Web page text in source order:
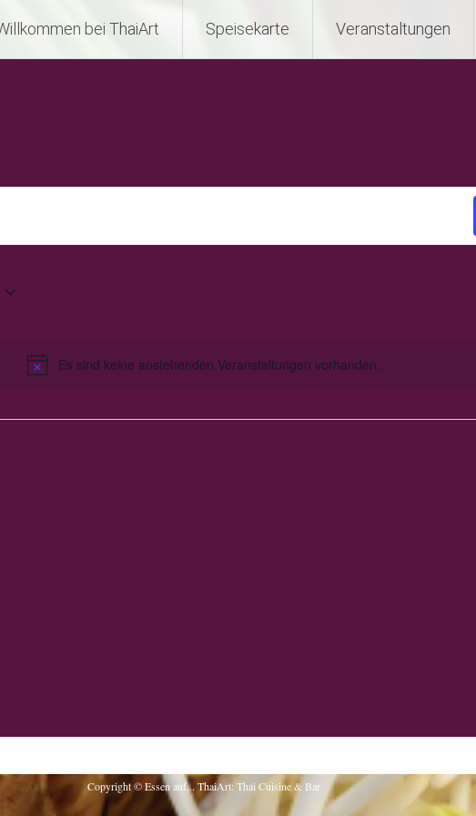
bei ThaiArt Speisekarte Veranstaltungen
Es sind keine anstehenden Veranstaltungen vorhanden.
Copyright © Essen auf... ThaiArt: Thai Cuisine & Bar